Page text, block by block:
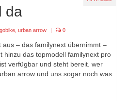
da
urban arrow 0
aus – das familynext übernimmt –
hinzu das topmodell familynext pro
verfügbar und steht bereit. wer
arrow und uns sogar noch was